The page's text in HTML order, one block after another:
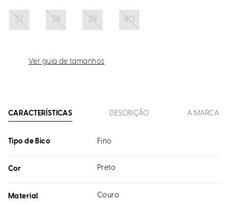
37 38 39 40
Ver guia de tamanhos
CARACTERÍSTICAS DESCRIÇÃO A MARCA
Tipo de Bico Fino
Cor Preto
Material Couro